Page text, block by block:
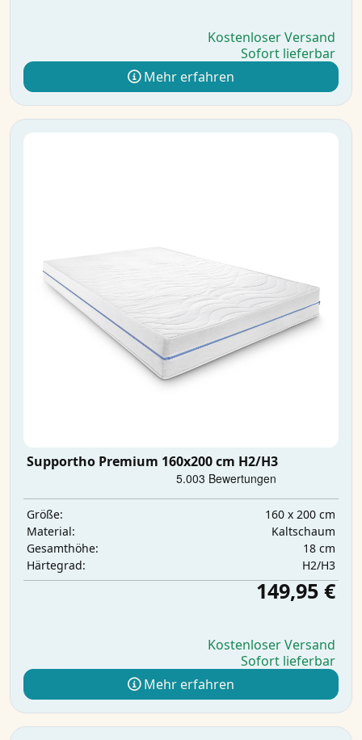
Kostenloser Versand
Sofort lieferbar
Mehr erfahren
Supportho Premium 160x200 cm H2/H3
Größe:
160 x 200 cm
Material:
Kaltschaum
Gesamthöhe:
18 cm
Härtegrad:
H2/H3
149,95 €
Kostenloser Versand
Sofort lieferbar
Mehr erfahren